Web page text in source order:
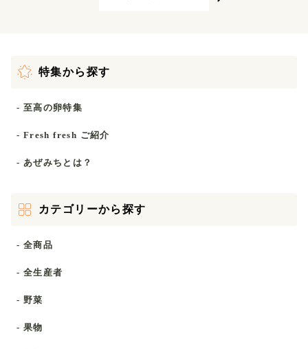
特集から探す
- 至高の卵特集
- Fresh fresh ご紹介
- あぜみちとは？
カテゴリーから探す
- 全商品
- 全生産者
- 野菜
- 果物